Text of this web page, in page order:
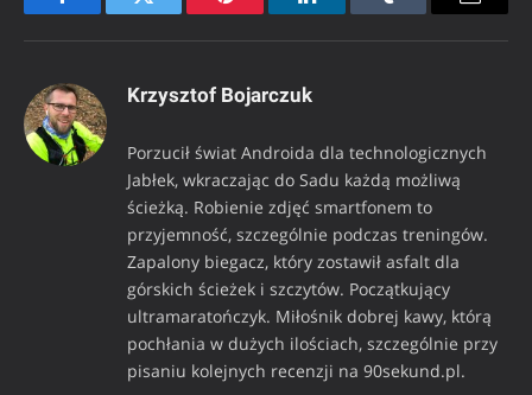
FacebookTwitter Pinterest LinkedInTumblr Email
Krzysztof Bojarczuk
Porzucił świat Androida dla technologicznych
Jabłek, wkraczając do Sadu każdą możliwą
ścieżką. Robienie zdjęć smartfonem to
przyjemność, szczególnie podczas treningów.
Zapalony biegacz, który zostawił asfalt dla
górskich ścieżek i szczytów. Początkujący
ultramaratończyk. Miłośnik dobrej kawy, którą
pochłania w dużych ilościach, szczególnie przy
pisaniu kolejnych recenzji na 90sekund.pl.